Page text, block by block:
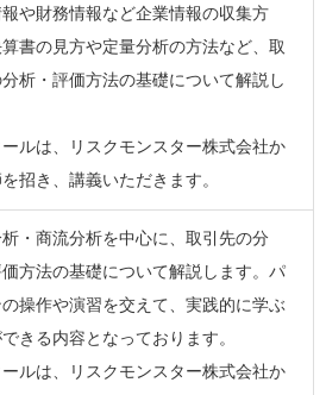
や財務情報など企業情報の収集方
書の見方や定量分析の方法など、取
析・評価方法の基礎について解説し
ルは、リスクモンスター株式会社か
招き、講義いただきます。
・商流分析を中心に、取引先の分
方法の基礎について解説します。パ
の操作や演習を交えて、実践的に学ぶ
きる内容となっております。
ルは、リスクモンスター株式会社か